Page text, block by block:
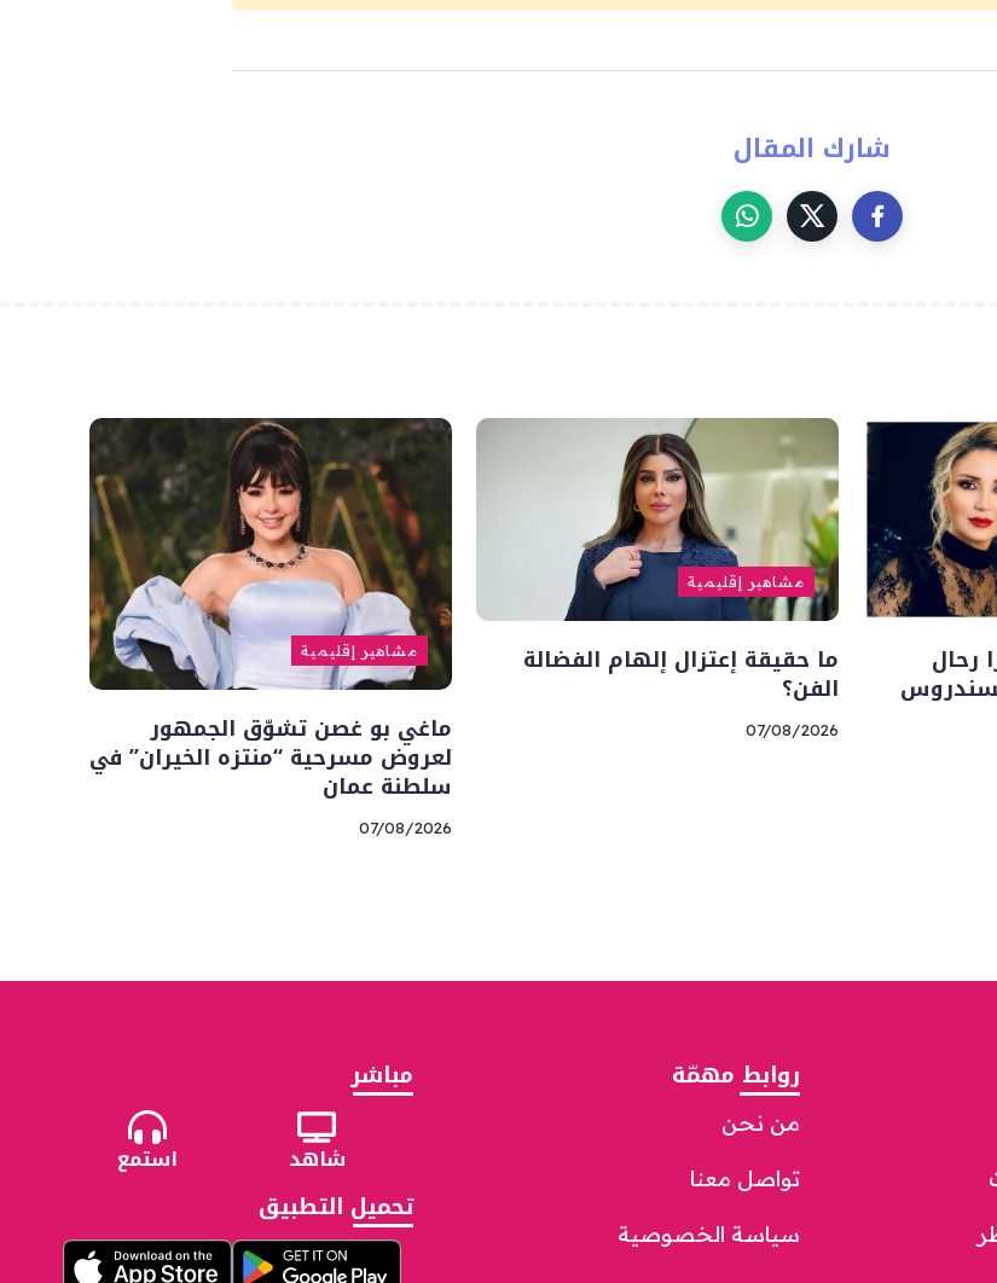
شارك المقال
رحال
مشاهير إقليمية
ما حقيقة إعتزال إلهام الفضالة
الفن؟
07/08/2026
مشاهير إقليمية
ماغي بو غصن تشوّق الجمهور
لعروض مسرحية “منتزه الخيران” في
سلطنة عمان
07/08/2026
روابط مهمّة
من نحن
تواصل معنا
سياسة الخصوصية
مباشر
شاهد استمع
تحميل التطبيق